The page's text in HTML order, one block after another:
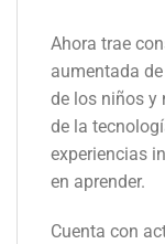
Ahora trae
aumentada
de los niños y
de la
experiencias
en aprender.
Cuenta con